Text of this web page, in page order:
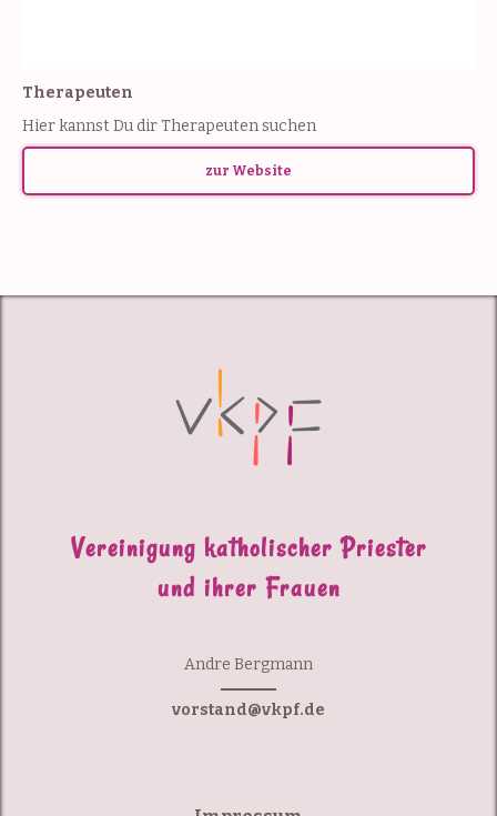
Therapeuten
Hier kannst Du dir Therapeuten suchen
zur Website
Vereinigung katholischer Priester
und ihrer Frauen
Andre Bergmann
vorstand@vkpf.de